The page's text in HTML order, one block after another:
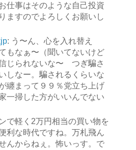
仕事はそのような自己投資
ますのでよろしくお願いし
: う〜ん、心を入れ替え
なぁ〜（聞いてないけど
じられないな〜 つぎ騙さ
しなー。騙されるくらいな
纏まって９９％党立ち上げ
一掃した方がいいんでない
で軽く2万円相当の買い物を
利な時代ですね。万札飛ん
んからねぇ。怖いっす。で